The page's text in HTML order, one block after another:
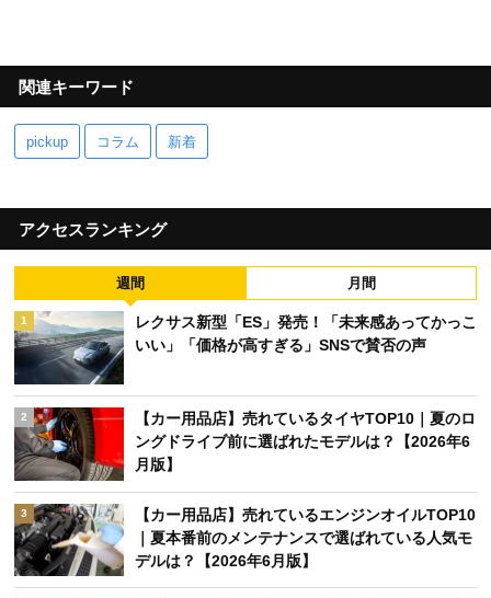
関連キーワード
pickup コラム 新着
アクセスランキング
週間 月間
1
レクサス新型「ES」発売！「未来感あってかっこ
いい」「価格が高すぎる」SNSで賛否の声
2
【カー用品店】売れているタイヤTOP10｜夏のロ
ングドライブ前に選ばれたモデルは？【2026年6
月版】
3
【カー用品店】売れているエンジンオイルTOP10
｜夏本番前のメンテナンスで選ばれている人気モ
デルは？【2026年6月版】